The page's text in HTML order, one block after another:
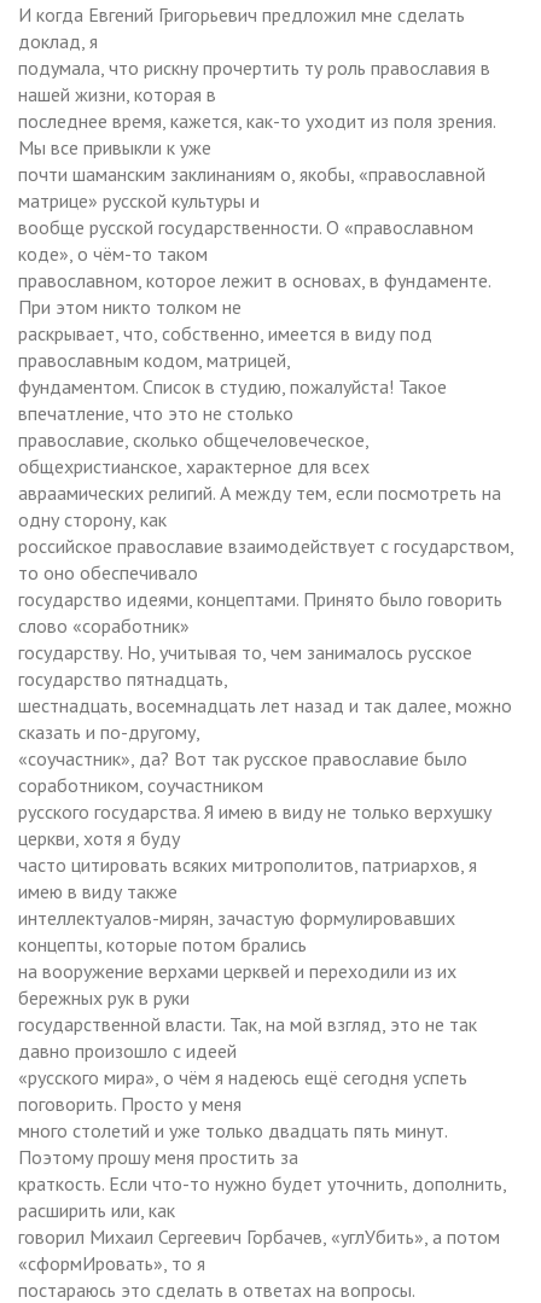
И когда Евгений Григорьевич предложил мне сделать
доклад, я
подумала, что рискну прочертить ту роль православия в
нашей жизни, которая в
последнее время, кажется, как-то уходит из поля зрения.
Мы все привыкли к уже
почти шаманским заклинаниям о, якобы, «православной
матрице» русской культуры и
вообще русской государственности. О «православном
коде», о чём-то таком
православном, которое лежит в основах, в фундаменте.
При этом никто толком не
раскрывает, что, собственно, имеется в виду под
православным кодом, матрицей,
фундаментом. Список в студию, пожалуйста! Такое
впечатление, что это не столько
православие, сколько общечеловеческое,
общехристианское, характерное для всех
авраамических религий. А между тем, если посмотреть на
одну сторону, как
российское православие взаимодействует с государством,
то оно обеспечивало
государство идеями, концептами. Принято было говорить
слово «соработник»
государству. Но, учитывая то, чем занималось русское
государство пятнадцать,
шестнадцать, восемнадцать лет назад и так далее, можно
сказать и по-другому,
«соучастник», да? Вот так русское православие было
соработником, соучастником
русского государства. Я имею в виду не только верхушку
церкви, хотя я буду
часто цитировать всяких митрополитов, патриархов, я
имею в виду также
интеллектуалов-мирян, зачастую формулировавших
концепты, которые потом брались
на вооружение верхами церквей и переходили из их
бережных рук в руки
государственной власти. Так, на мой взгляд, это не так
давно произошло с идеей
«русского мира», о чём я надеюсь ещё сегодня успеть
поговорить. Просто у меня
много столетий и уже только двадцать пять минут.
Поэтому прошу меня простить за
краткость. Если что-то нужно будет уточнить, дополнить,
расширить или, как
говорил Михаил Сергеевич Горбачев, «углУбить», а потом
«сформИровать», то я
постараюсь это сделать в ответах на вопросы.